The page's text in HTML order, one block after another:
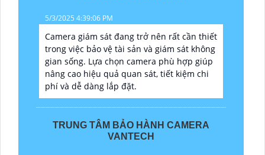
5/3/2025 4:39:06 PM
Camera giám sát đang trở nên rất cần thiết
trong việc bảo vệ tài sản và giám sát không
gian sống. Lựa chọn camera phù hợp giúp
nâng cao hiệu quả quan sát, tiết kiệm chi
phí và dễ dàng lắp đặt.
TRUNG TÂM BẢO HÀNH CAMERA
VANTECH